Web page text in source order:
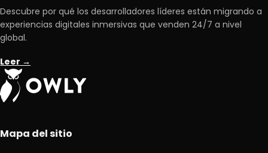
Descubre por qué los desarrolladores líderes están migrando a
experiencias digitales inmersivas que venden 24/7 a nivel
global.
Leer →
Mapa del sitio